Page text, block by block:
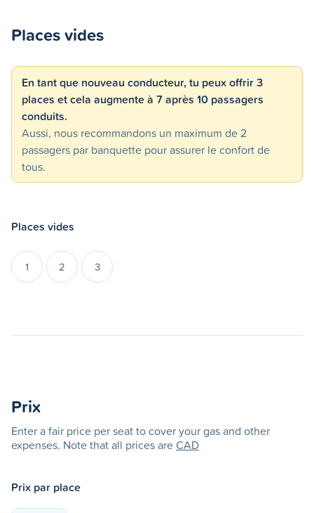
Places vides
En tant que nouveau conducteur, tu peux offrir 3
places et cela augmente à 7 après 10 passagers
conduits.
Aussi, nous recommandons un maximum de 2
passagers par banquette pour assurer le confort de
tous.
Places vides
1 2 3
Prix
Enter a fair price per seat to cover your gas and other
expenses. Note that all prices areCAD
Prix par place